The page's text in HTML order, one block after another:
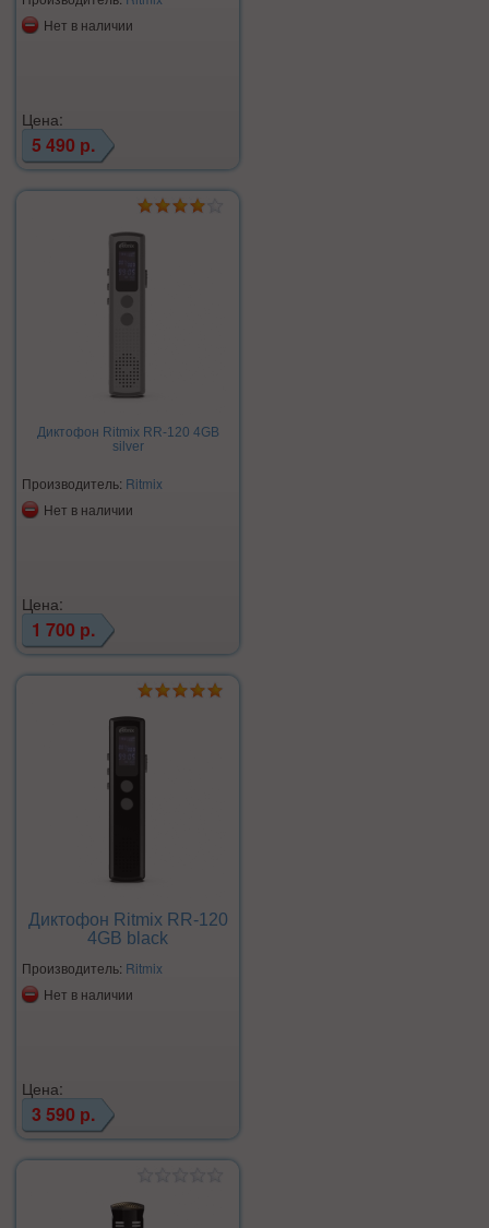
Нет в наличии
Цена:
5 490 р.
Диктофон Ritmix RR-120 4GB
silver
Производитель: Ritmix
Нет в наличии
Цена:
1 700 р.
Диктофон Ritmix RR-120
4GB black
Производитель: Ritmix
Нет в наличии
Цена:
3 590 р.